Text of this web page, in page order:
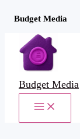
Budget Media
Перейти
содержимому
Budget Media
MAIN